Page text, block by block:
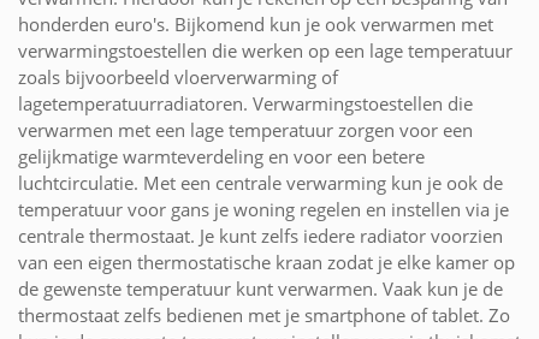
honderden euro's. Bijkomend kun je ook verwarmen met
verwarmingstoestellen die werken op een lage temperatuur
zoals bijvoorbeeld vloerverwarming of
lagetemperatuurradiatoren. Verwarmingstoestellen die
verwarmen met een lage temperatuur zorgen voor een
gelijkmatige warmteverdeling en voor een betere
luchtcirculatie. Met een centrale verwarming kun je ook de
temperatuur voor gans je woning regelen en instellen via je
centrale thermostaat. Je kunt zelfs iedere radiator voorzien
van een eigen thermostatische kraan zodat je elke kamer op
de gewenste temperatuur kunt verwarmen. Vaak kun je de
thermostaat zelfs bedienen met je smartphone of tablet. Zo